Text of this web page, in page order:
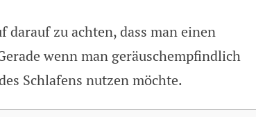
darauf zu achten, dass man einen
wenn man geräuschempfindlich
Schlafens nutzen möchte.